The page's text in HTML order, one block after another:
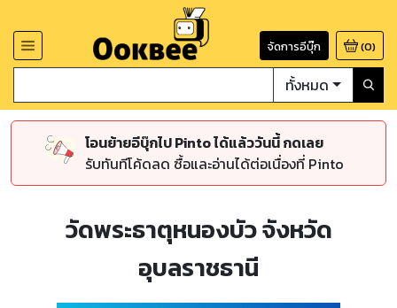
จัดการอีบุ๊ก (0)
ทั้งหมด
โอนย้ายอีบุ๊กไป Pinto ได้แล้ววันนี้ กดเลย
รับทันทีโค้ดลด ซื้อและอ่านได้ต่อเนื่องที่ Pinto
วัดพระธาตุหนองบัว จังหวัด
อุบลราชธานี